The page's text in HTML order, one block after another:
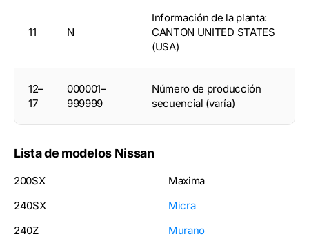
11 N
Información de la planta:
CANTON UNITED STATES
(USA)
12–
17
000001–
999999
Número de producción
secuencial (varía)
Lista de modelos Nissan
200SX
240SX
240Z
Maxima
Micra
Murano